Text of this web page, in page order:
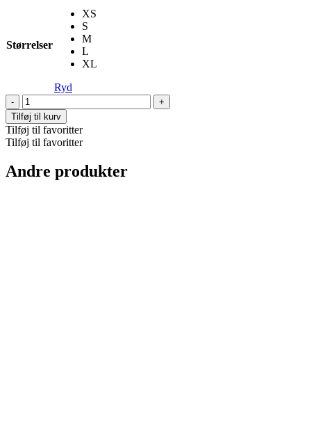
Størrelser
XS
S
M
L
XL
Ryd
Jodie
Blouse
antal
Tilføj til kurv
Tilføj til favoritter
Tilføj til favoritter
Andre produkter